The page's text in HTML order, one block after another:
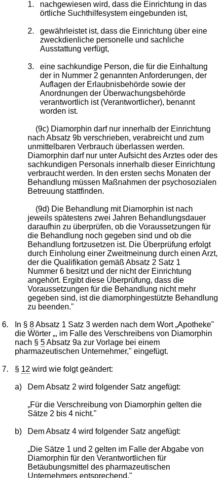
1.
nachgewiesen wird, dass die Einrichtung in das
örtliche Suchthilfesystem eingebunden ist,
2.
gewährleistet ist, dass die Einrichtung über eine
zweckdienliche personelle und sachliche
Ausstattung verfügt,
3.
eine sachkundige Person, die für die Einhaltung
der in Nummer 2 genannten Anforderungen, der
Auflagen der Erlaubnisbehörde sowie der
Anordnungen der Überwachungsbehörde
verantwortlich ist (Verantwortlicher), benannt
worden ist.
(9c) Diamorphin darf nur innerhalb der Einrichtung
nach Absatz 9b verschrieben, verabreicht und zum
unmittelbaren Verbrauch überlassen werden.
Diamorphin darf nur unter Aufsicht des Arztes oder des
sachkundigen Personals innerhalb dieser Einrichtung
verbraucht werden. In den ersten sechs Monaten der
Behandlung müssen Maßnahmen der psychosozialen
Betreuung stattfinden.
(9d) Die Behandlung mit Diamorphin ist nach
jeweils spätestens zwei Jahren Behandlungsdauer
daraufhin zu überprüfen, ob die Voraussetzungen für
die Behandlung noch gegeben sind und ob die
Behandlung fortzusetzen ist. Die Überprüfung erfolgt
durch Einholung einer Zweitmeinung durch einen Arzt,
der die Qualifikation gemäß Absatz 2 Satz 1
Nummer 6 besitzt und der nicht der Einrichtung
angehört. Ergibt diese Überprüfung, dass die
Voraussetzungen für die Behandlung nicht mehr
gegeben sind, ist die diamorphingestützte Behandlung
zu beenden."
6. In §8Absatz 1 Satz 3 werden nach dem Wort „Apotheke"
die Wörter „, im Falle des Verschreibens von Diamorphin
nach §5Absatz 9a zur Vorlage bei einem
pharmazeutischen Unternehmer," eingefügt.
7. § 12 wird wie folgt geändert:
a) Dem Absatz 2 wird folgender Satz angefügt:
„Für die Verschreibung von Diamorphin gelten die
Sätze 2 bis 4 nicht."
b) Dem Absatz 4 wird folgender Satz angefügt:
„Die Sätze 1 und 2 gelten im Falle der Abgabe von
Diamorphin für den Verantwortlichen für
Betäubungsmittel des pharmazeutischen
Unternehmers entsprechend."